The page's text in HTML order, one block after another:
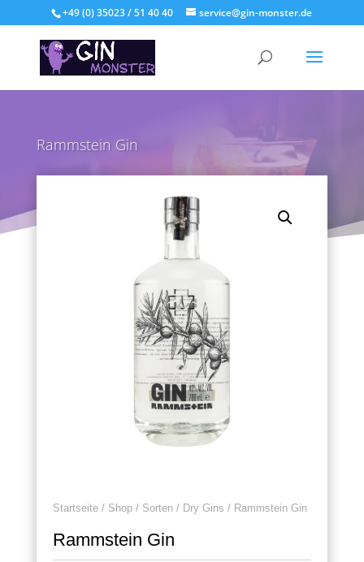
+49 (0) 35023 / 51 40 40 service@gin-monster.de
Rammstein Gin
Startseite/ Shop/ Sorten/ Dry Gins / Rammstein Gin
Rammstein Gin